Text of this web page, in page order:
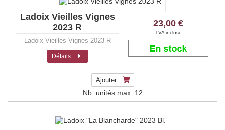
Ladoix Vieilles Vignes
2023 R
Ladoix Vieilles Vignes 2023 R
Détails
23,00 €
TVA incluse
Ajouter
Nb. unités max. 12